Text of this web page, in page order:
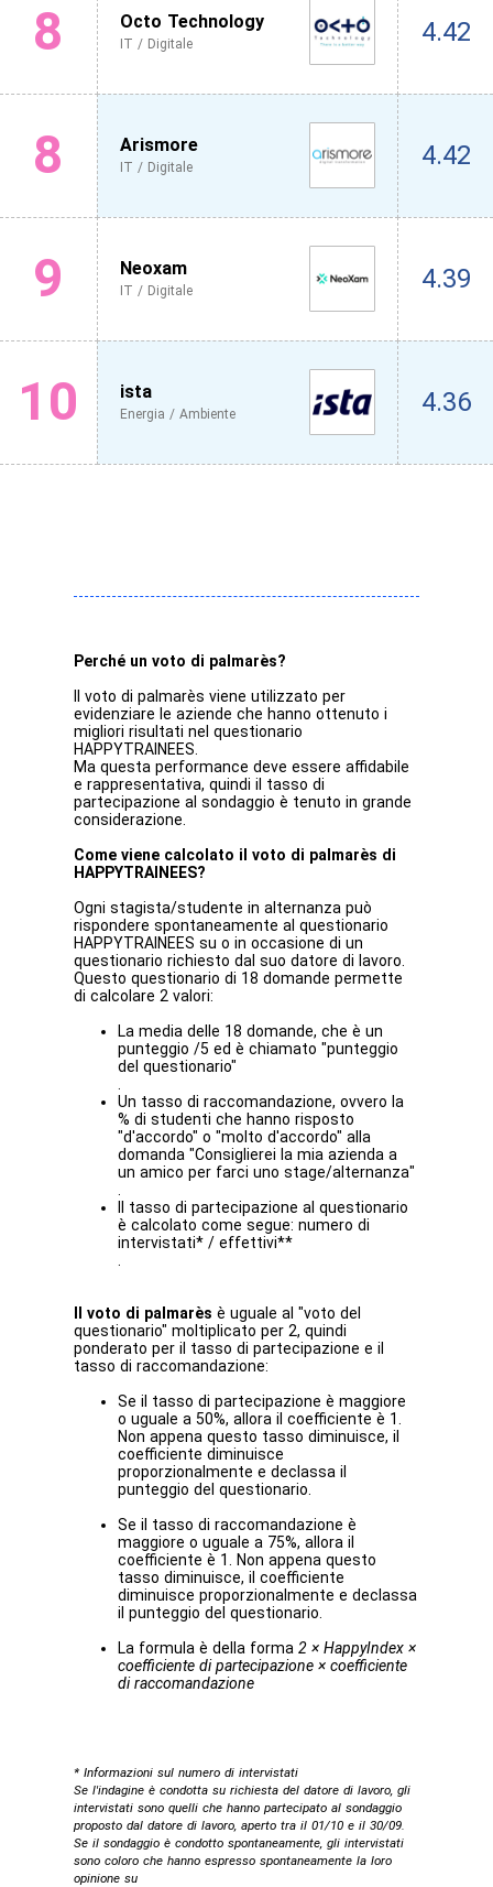
8 Octo Technology
IT / Digitale 4.42
8 Arismore
IT / Digitale 4.42
9 Neoxam
IT / Digitale 4.39
10 ista
Energia / Ambiente 4.36
Perché un voto di palmarès?
Il voto di palmarès viene utilizzato per
evidenziare le aziende che hanno ottenuto i
migliori risultati nel questionario
HAPPYTRAINEES.
Ma questa performance deve essere affidabile
e rappresentativa, quindi il tasso di
partecipazione al sondaggio è tenuto in grande
considerazione.
Come viene calcolato il voto di palmarès di
HAPPYTRAINEES?
Ogni stagista/studente in alternanza può
rispondere spontaneamente al questionario
HAPPYTRAINEES su o in occasione di un
questionario richiesto dal suo datore di lavoro.
Questo questionario di 18 domande permette
di calcolare 2 valori:
La media delle 18 domande, che è un
punteggio /5 ed è chiamato "punteggio
del questionario"
Un tasso di raccomandazione, ovvero la
% di studenti che hanno risposto
"d'accordo" o "molto d'accordo" alla
domanda "Consiglierei la mia azienda a
un amico per farci uno stage/alternanza"
Il tasso di partecipazione al questionario
è calcolato come segue: numero di
intervistati* / effettivi**
Il voto di palmarès è uguale al "voto del
questionario" moltiplicato per 2, quindi
ponderato per il tasso di partecipazione e il
tasso di raccomandazione:
Se il tasso di partecipazione è maggiore
o uguale a 50%, allora il coefficiente è 1.
Non appena questo tasso diminuisce, il
coefficiente diminuisce
proporzionalmente e declassa il
punteggio del questionario.
Se il tasso di raccomandazione è
maggiore o uguale a 75%, allora il
coefficiente è 1. Non appena questo
tasso diminuisce, il coefficiente
diminuisce proporzionalmente e declassa
il punteggio del questionario.
La formula è della forma2 × HappyIndex ×
coefficiente di partecipazione × coefficiente
di raccomandazione
* Informazioni sul numero di intervistati
Se l'indagine è condotta su richiesta del datore di lavoro, gli
intervistati sono quelli che hanno partecipato al sondaggio
proposto dal datore di lavoro, aperto tra il 01/10 e il 30/09.
Se il sondaggio è condotto spontaneamente, gli intervistati
sono coloro che hanno espresso spontaneamente la loro
opinione su